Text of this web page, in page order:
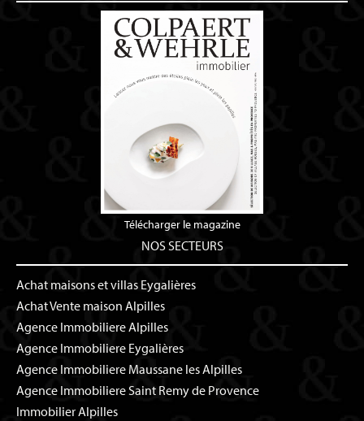
Télécharger le magazine
NOS SECTEURS
Achat maisons et villas Eygalières
Achat Vente maison Alpilles
Agence Immobiliere Alpilles
Agence Immobiliere Eygalières
Agence Immobiliere Maussane les Alpilles
Agence Immobiliere Saint Remy de Provence
Immobilier Alpilles